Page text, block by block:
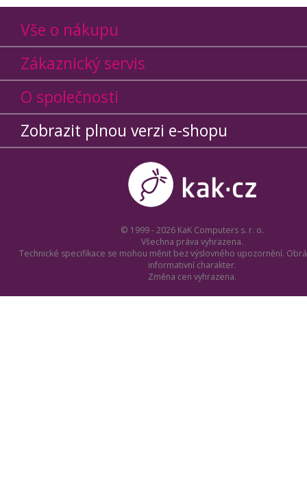
Vše o nákupu
Zákaznický servis
O společnosti
Zobrazit plnou verzi e-shopu
© 1999 - 2026 KaK Computers s. r. o.
Všechna práva vyhrazena.
Technické specifikace se mohou měnit bez výslovného upozornění.
informativní charakter.
Změna cen vyhrazena.